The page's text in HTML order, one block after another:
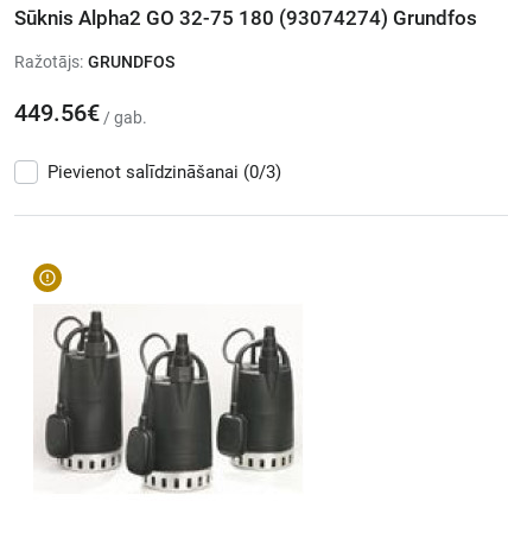
Sūknis Alpha2 GO 32-75 180 (93074274) Grundfos
Ražotājs: GRUNDFOS
449.56€ / gab.
Pievienot salīdzināšanai (0/3)